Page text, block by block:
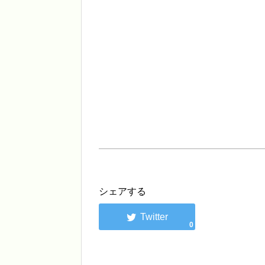
シェアする
0